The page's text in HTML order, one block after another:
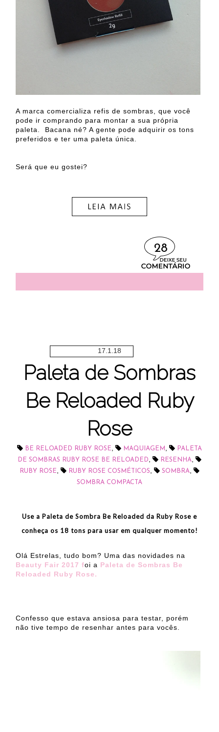
A marca comercializa refis de sombras, que você
pode ir comprando para montar a sua própria
paleta. Bacana né? A gente pode adquirir os tons
preferidos e ter uma paleta única.
Será que eu gostei?
28
17.1.18
Paleta de Sombras
Be Reloaded Ruby
Rose
BE RELOADED RUBY ROSE MAQUIAGEM
PALETA
DE SOMBRAS RUBY ROSE BE RELOADED
RESENHA
RUBY ROSE RUBY ROSE COSMÉTICOS SOMBRA
SOMBRA COMPACTA
Use a Paleta de Sombra Be Reloaded da Ruby Rose e
conheça os 18 tons para usar em qualquer momento!
Olá Estrelas, tudo bom? Uma das novidades na
Beauty Fair 2017 foi a Paleta de Sombras Be
Reloaded Ruby Rose.
Confesso que estava ansiosa para testar, porém
não tive tempo de resenhar antes para vocês.